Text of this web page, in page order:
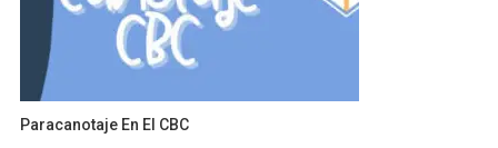
Paracanotaje En El CBC